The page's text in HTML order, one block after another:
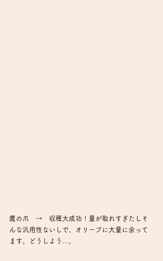
鷹の爪　→　収穫大成功！量が取れすぎたしそ
んな汎用性ないしで、オリーブに大量に余って
ます。どうしよう…。